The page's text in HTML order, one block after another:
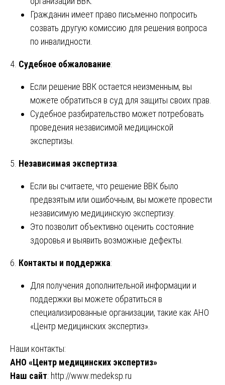
Гражданин имеет право письменно попросить
созвать другую комиссию для решения вопроса
по инвалидности.
4. Судебное обжалование:
Если решение ВВК остается неизменным, вы
можете обратиться в суд для защиты своих прав.
Судебное разбирательство может потребовать
проведения независимой медицинской
экспертизы.
5. Независимая экспертиза:
Если вы считаете, что решение ВВК было
предвзятым или ошибочным, вы можете провести
независимую медицинскую экспертизу.
Это позволит объективно оценить состояние
здоровья и выявить возможные дефекты.
6. Контакты и поддержка:
Для получения дополнительной информации и
поддержки вы можете обратиться в
специализированные организации, такие как АНО
«Центр медицинских экспертиз».
Наши контакты:
АНО «Центр медицинских экспертиз»
Наш сайт: http://www.medeksp.ru